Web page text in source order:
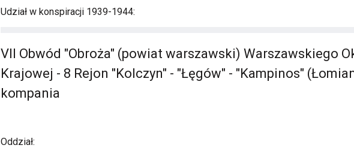
Udział w konspiracji 1939-1944:
VII Obwód "Obroża" (powiat warszawski) Warszawskiego
Krajowej - 8 Rejon "Kolczyn" - "Łęgów" - "Kampinos"
kompania
Oddział: